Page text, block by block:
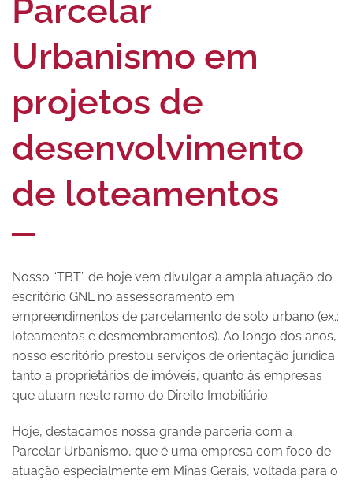
Parcelar
Urbanismo em
projetos de
desenvolvimento
de loteamentos
Nosso “TBT” de hoje vem divulgar a ampla atuação do
escritório GNL no assessoramento em
empreendimentos de parcelamento de solo urbano (ex.:
loteamentos e desmembramentos). Ao longo dos anos,
nosso escritório prestou serviços de orientação jurídica
tanto a proprietários de imóveis, quanto às empresas
que atuam neste ramo do Direito Imobiliário.
Hoje, destacamos nossa grande parceria com a
Parcelar Urbanismo, que é uma empresa com foco de
atuação especialmente em Minas Gerais, voltada para o